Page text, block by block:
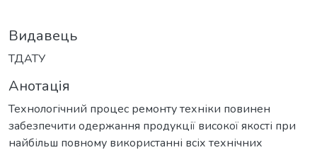
Видавець
ТДАТУ
Анотація
Технологічний процес ремонту техніки повинен
забезпечити одержання продукції високої якості при
найбільш повному використанні всіх технічних